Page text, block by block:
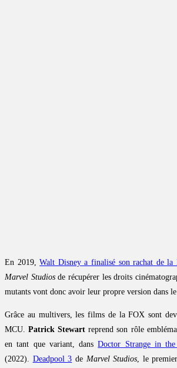
En 2019,Walt Disney a finalisé son rachat de la
Marvel Studiosde récupérer les droits
mutants vont donc avoir leur propre version dans le
Grâce au multivers, les films de la FOX sont
MCU.Patrick Stewart reprend son rôle
en tant que variant, dansDoctor Strange in
(2022). Deadpool 3 de Marvel Studios, le